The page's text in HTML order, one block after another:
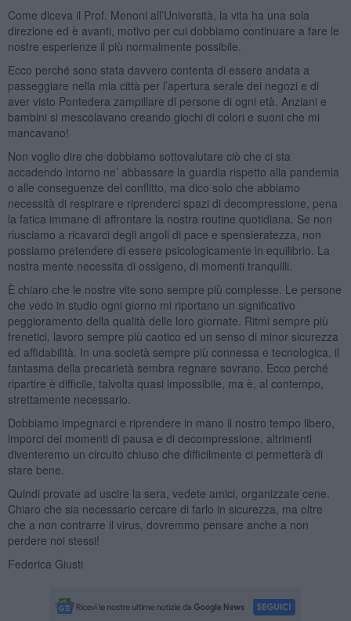
Come diceva il Prof. Menoni all’Università, la vita ha una sola
direzione ed è avanti, motivo per cui dobbiamo continuare a fare le
nostre esperienze il più normalmente possibile.
Ecco perché sono stata davvero contenta di essere andata a
passeggiare nella mia città per l’apertura serale dei negozi e di
aver visto Pontedera zampillare di persone di ogni età. Anziani e
bambini si mescolavano creando giochi di colori e suoni che mi
mancavano!
Non voglio dire che dobbiamo sottovalutare ciò che ci sta
accadendo intorno ne’ abbassare la guardia rispetto alla pandemia
o alle conseguenze del conflitto, ma dico solo che abbiamo
necessità di respirare e riprenderci spazi di decompressione, pena
la fatica immane di affrontare la nostra routine quotidiana. Se non
riusciamo a ricavarci degli angoli di pace e spensieratezza, non
possiamo pretendere di essere psicologicamente in equilibrio. La
nostra mente necessita di ossigeno, di momenti tranquilli.
È chiaro che le nostre vite sono sempre più complesse. Le persone
che vedo in studio ogni giorno mi riportano un significativo
peggioramento della qualità delle loro giornate. Ritmi sempre più
frenetici, lavoro sempre più caotico ed un senso di minor sicurezza
ed affidabilità. In una società sempre più connessa e tecnologica, il
fantasma della precarietà sembra regnare sovrano. Ecco perché
ripartire è difficile, talvolta quasi impossibile, ma è, al contempo,
strettamente necessario.
Dobbiamo impegnarci e riprendere in mano il nostro tempo libero,
imporci dei momenti di pausa e di decompressione, altrimenti
diventeremo un circuito chiuso che difficilmente ci permetterà di
stare bene.
Quindi provate ad uscire la sera, vedete amici, organizzate cene.
Chiaro che sia necessario cercare di farlo in sicurezza, ma oltre
che a non contrarre il virus, dovremmo pensare anche a non
perdere noi stessi!
Federica Giusti